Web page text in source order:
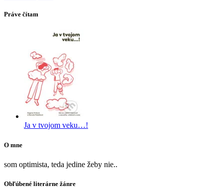
Práve čítam
Ja v tvojom veku…!
O mne
som optimista, teda jedine žeby nie..
Obľúbené literárne žánre